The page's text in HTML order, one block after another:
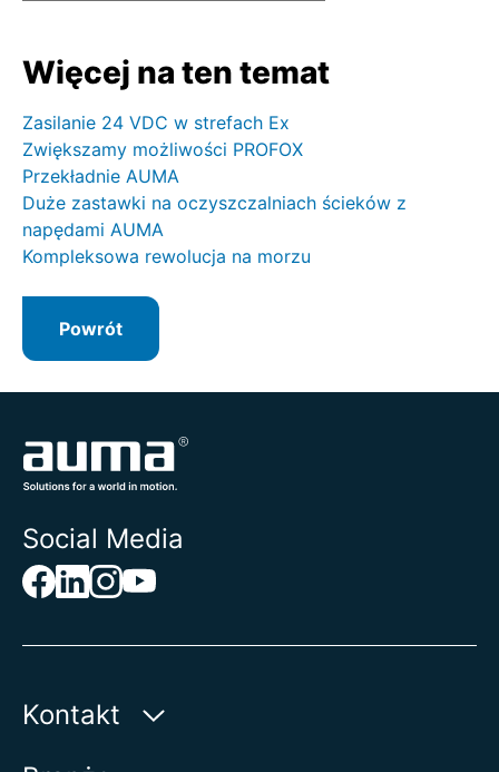
Więcej na ten temat
Zasilanie 24 VDC w strefach Ex
Zwiększamy możliwości PROFOX
Przekładnie AUMA
Duże zastawki na oczyszczalniach ścieków z
napędami AUMA
Kompleksowa rewolucja na morzu
Powrót
Social Media
Kontakt